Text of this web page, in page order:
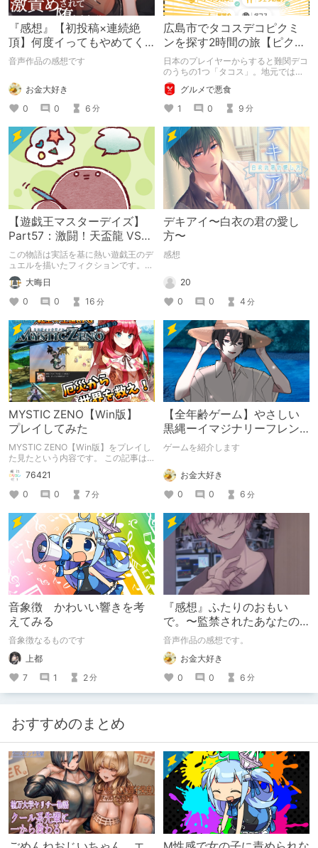
『感想』【初投稿×連続絶
頂】何度イってもやめてく
れない嫉妬彼氏に激責めさ
音声作品の感想です
お金大好き
0
0 6 分
広島市でタコスデコピクミ
ンを探す2時間の旅【ピクミ
ンブルーム / Pikmin
Bloom】
日本のプレイヤーからすると難関デコ
のうちの1つ「タコス」。地元では見
つけられなかった男が広島で探す旅を
お送りします。ねくすと5月のテーマ
「お出かけの記録」。
グルメで悪食
1
0 9 分
【遊戯王マスターデイズ】
Part57：激闘！天盃龍 VS
千年D【架空デュエル】
この物語は実話を基に熱い遊戯王のデ
ュエルを描いたフィクションです。
（自分用メモ：2025-05-14）
大晦日
0
0 16 分
デキアイ〜白衣の君の愛し
方〜
感想
20
0
0 4 分
MYSTIC ZENO【Win版】
プレイしてみた
MYSTIC ZENO【Win版】をプレイし
た見たという内容です。 この記事は
通常のクリエイターズ記事です。
76421
0
0 7分
【全年齢ゲーム】やさしい
黒縄ーイマジナリーフレン
ドの「彼」と過ごすおぼん
ゲームを紹介します
お金大好き
0
0 6 分
音象徴 かわいい響きを考
えてみる
音象徴なるものです
上都
7
1 2分
『感想』ふたりのおもい
で。〜監禁されたあなたの
末路〜【がるまに限定特典
付き】
音声作品の感想です。
お金大好き
0
0 6 分
おすすめのまとめ